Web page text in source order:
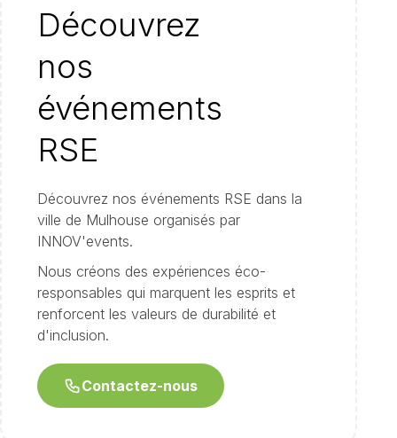
Découvrez
nos
événements
RSE
Découvrez nos événements RSE dans la
ville de Mulhouse organisés par
INNOV'events.
Nous créons des expériences éco-
responsables qui marquent les esprits et
renforcent les valeurs de durabilité et
d'inclusion.
Contactez-nous